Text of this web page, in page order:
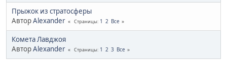
Прыжок из стратосферы
АвторAlexander Страницы 1 2 Все
Комета Лавджоя
АвторAlexander Страницы 1 2 3 Все